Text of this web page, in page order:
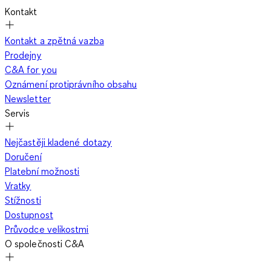
Kontakt
Kontakt a zpětná vazba
Prodejny
C&A for you
Oznámení protiprávního obsahu
Newsletter
Servis
Nejčastěji kladené dotazy
Doručení
Platební možnosti
Vratky
Stížnosti
Dostupnost
Průvodce velikostmi
O společnosti C&A